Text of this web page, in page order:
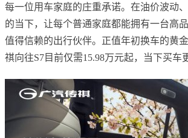
每一位用车家庭的庄重承诺。在油价波动
的当下，让每个普通家庭都能拥有一台高
值得信赖的出行伙伴。正值年初换车的黄
祺向往S7目前仅需15.98万元起，当下买车